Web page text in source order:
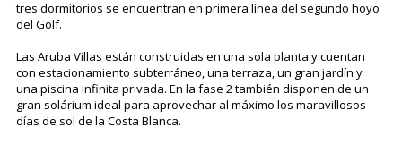
tres dormitorios se encuentran en primera línea del segundo hoyo
del Golf.
Las Aruba Villas están construidas en una sola planta y cuentan
con estacionamiento subterráneo, una terraza, un gran jardín y
una piscina infinita privada. En la fase 2 también disponen de un
gran solárium ideal para aprovechar al máximo los maravillosos
días de sol de la Costa Blanca.